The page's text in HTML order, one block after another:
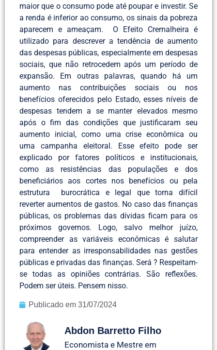
maior que o consumo pode até poupar e investir. Se
a renda é inferior ao consumo, os sinais da pobreza
aparecem e ameaçam. O Efeito Cremalheira é
utilizado para descrever a tendência de aumento
das despesas públicas, especialmente em despesas
sociais, que não retrocedem após um período de
expansão. Em outras palavras, quando há um
aumento nas contribuições sociais ou nos
benefícios oferecidos pelo Estado, esses níveis de
despesas tendem a se manter elevados mesmo
após o fim das condições que justificaram seu
aumento inicial, como uma crise econômica ou
uma campanha eleitoral. Esse efeito pode ser
explicado por fatores políticos e institucionais,
como as resistências das populações e dos
beneficiários aos cortes nos benefícios ou pela
estrutura burocrática e legal que torna difícil
reverter aumentos de gastos. No caso das finanças
públicas, os problemas das dívidas ficam para os
próximos governos. Logo, salvo melhor juízo,
compreender as variáveis econômicas é salutar
para entender as irresponsabilidades nas gestões
públicas e privadas das finanças. Será ? Respeitam-
se todas as opiniões contrárias. São reflexões.
Podem ser úteis. Pensem nisso.
Publicado em 31/07/2024
Abdon Barretto Filho
Economista e Mestre em